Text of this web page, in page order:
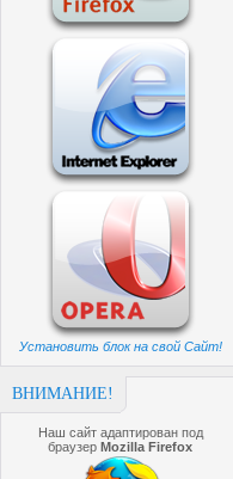
Установить блок на свой Сайт!
ВНИМАНИЕ!
Наш сайт адаптирован под
браузерMozilla Firefox